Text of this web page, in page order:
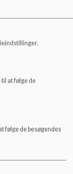
at følge de
følge de besøgendes